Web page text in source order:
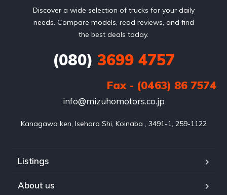
Discover a wide selection of trucks for your daily
needs. Compare models, read reviews, and find
the best deals today.
(080) 3699 4757
Fax - (0463) 86 7574
info@mizuhomotors.co.jp
Kanagawa ken, Isehara Shi, Koinaba , 3491-1, 259-1122
Listings
About us